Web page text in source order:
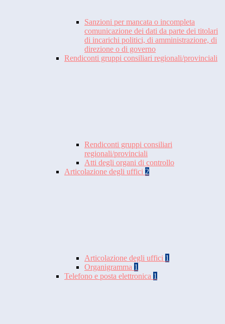
Sanzioni per mancata o incompleta
comunicazione dei dati da parte dei titolari
di incarichi politici, di amministrazione, di
direzione o di governo
Rendiconti gruppi consiliari regionali/provinciali
Rendiconti gruppi consiliari
regionali/provinciali
Atti degli organi di controllo
Articolazione degli uffici 2
Articolazione degli uffici 1
Organigramma 1
Telefono e posta elettronica 1